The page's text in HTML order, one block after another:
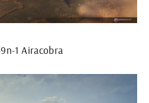
1 Airacobra